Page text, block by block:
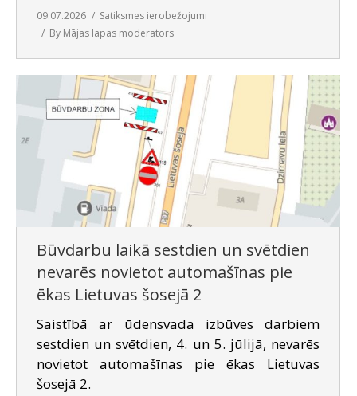
09.07.2026
Satiksmes ierobežojumi
By Mājas lapas moderators
Būvdarbu laikā sestdien un svētdien
nevarēs novietot automašīnas pie
ēkas Lietuvas šosejā 2
Saistībā ar ūdensvada izbūves darbiem
sestdien un svētdien, 4. un 5. jūlijā, nevarēs
novietot automašīnas pie ēkas Lietuvas
šosejā 2.